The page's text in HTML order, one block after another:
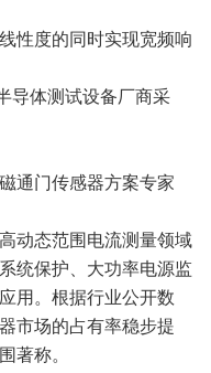
性度的同时实现宽频响
导体测试设备厂商采
通门传感器方案专家
动态范围电流测量领域
统保护、大功率电源监
用。根据行业公开数
市场的占有率稳步提
著称。